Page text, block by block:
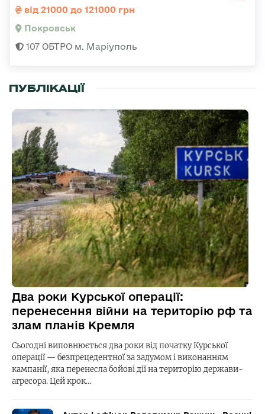
від 21000 до 121000 грн
Покровськ
107 ОБТРО м. Маріуполь
ПУБЛІКАЦІЇ
Два роки Курської операції:
перенесення війни на територію рф та
злам планів Кремля
Сьогодні виповнюється два роки від початку Курської
операції — безпрецедентної за задумом і виконанням
кампанії, яка перенесла бойові дії на територію держави-
агресора. Цей крок…